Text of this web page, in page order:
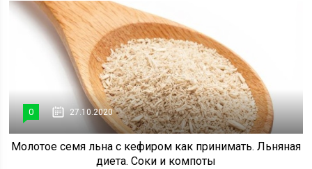
0 27.10.2020
Молотое семя льна с кефиром как принимать. Льняная
диета. Соки и компоты